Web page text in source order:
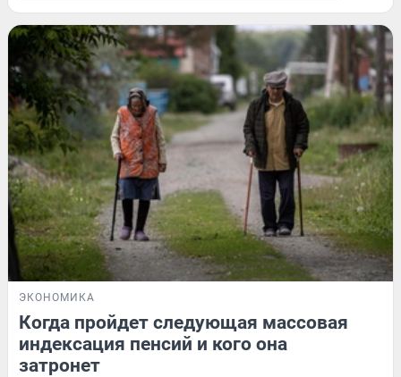
ЭКОНОМИКА
Когда пройдет следующая массовая
индексация пенсий и кого она
затронет